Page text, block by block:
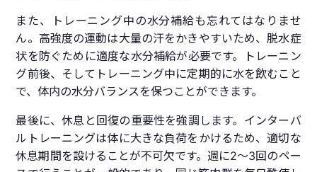
また、トレーニング中の水分補給も忘れてはなりませ
ん。高強度の運動は大量の汗をかきやすいため、脱水症
状を防ぐために適度な水分補給が必要です。トレーニン
グ前後、そしてトレーニング中に定期的に水を飲むこと
で、体内の水分バランスを保つことができます。
最後に、休息と回復の重要性を強調します。インターバ
ルトレーニングは体に大きな負荷をかけるため、適切な
休息期間を設けることが不可欠です。週に2〜3回のペー